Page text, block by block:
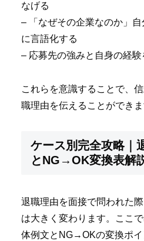
なげる
– 「なぜその企業なのか」
に言語化する
– 応募先の強みと自身の経験
これらを意識することで、
職理由を伝えることができま
ケース別完全攻略｜
とNG→OK変換表解
退職理由を面接で問われた
は大きく変わります。ここ
体例文とNG→OKの変換ポ